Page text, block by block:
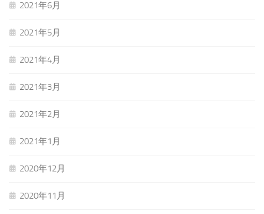
2021年6月
2021年5月
2021年4月
2021年3月
2021年2月
2021年1月
2020年12月
2020年11月